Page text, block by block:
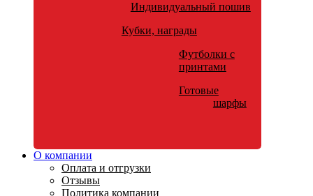
Индивидуальный пошив
Кубки, награды
Футболки с
принтами
Готовые
шарфы
О компании
Оплата и отгрузки
Отзывы
Политика компании